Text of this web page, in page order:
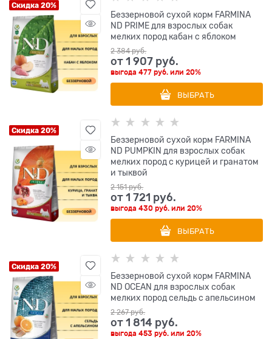
Скидка 20%
Беззерновой cухой корм FARMINA
ND PRIME для взрослых собак
мелких пород кабан с яблоком
2 384 руб.
от1 907 руб.
выгода477 руб. или20%
ВЫБРАТЬ
Скидка 20%
Беззерновой cухой корм FARMINA
ND PUMPKIN для взрослых собак
мелких пород с курицей и гранатом
и тыквой
2 151 руб.
от1 721 руб.
выгода430 руб. или20%
ВЫБРАТЬ
Скидка 20%
Беззерновой cухой корм FARMINA
ND OCEAN для взрослых собак
мелких пород сельдь с апельсином
2 267 руб.
от1 814 руб.
выгода453 руб. или20%